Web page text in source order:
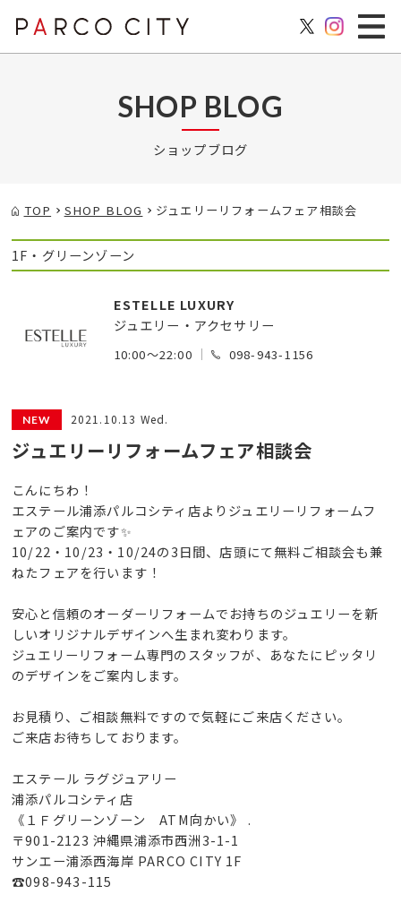
SHOP BLOG
ショップブログ
TOP SHOP BLOG ジュエリーリフォームフェア相談会
1F・グリーンゾーン
ESTELLE LUXURY
ジュエリー・アクセサリー
10:00～22:00 098-943-1156
2021.10.13 Wed.
ジュエリーリフォームフェア相談会
こんにちわ！
エステール浦添パルコシティ店よりジュエリーリフォームフ
ェアのご案内です✨
10/22・10/23・10/24の3日間、店頭にて無料ご相談会も兼
ねたフェアを行います！
安心と信頼のオーダーリフォームでお持ちのジュエリーを新
しいオリジナルデザインへ生まれ変わります。
ジュエリーリフォーム専門のスタッフが、あなたにピッタリ
のデザインをご案内します。
お見積り、ご相談無料ですので気軽にご来店ください。
ご来店お待ちしております。
エステール ラグジュアリー
浦添パルコシティ店
《１Ｆグリーンゾーン ATM向かい》 .
〒901-2123 沖縄県浦添市西洲3-1-1
サンエー浦添西海岸 PARCO CITY 1F
☎︎098-943-115